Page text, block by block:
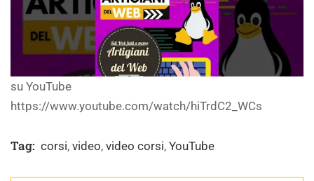
su YouTube
https://www.youtube.com/watch/hiTrdC2_WCs
Tag: corsi, video, video corsi, YouTube